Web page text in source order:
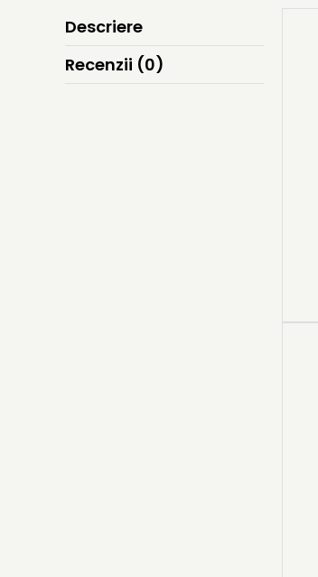
Descriere
Recenzii (0)